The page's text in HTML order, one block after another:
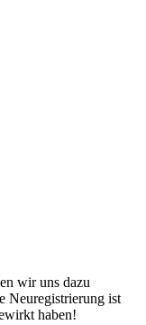
wir uns dazu
Neuregistrierung ist
haben!